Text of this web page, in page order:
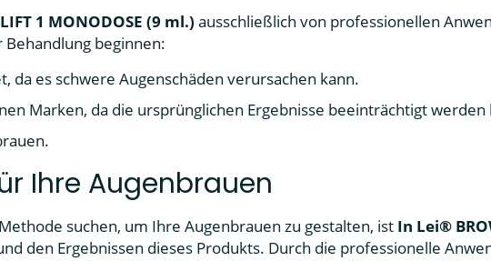
1 MONODOSE (9 ml.) ausschließlich von professionellen
beginnen:
es schwere Augenschäden verursachen kann.
Marken, da die ursprünglichen Ergebnisse beeinträchtigt werden
Ihre Augenbrauen
suchen, um Ihre Augenbrauen zu gestalten, ist In Lei®
den Ergebnissen dieses Produkts. Durch die professionelle